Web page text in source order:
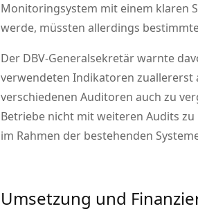
Monitoringsystem mit einem klaren
werde, müssten allerdings
Der DBV-Generalsekretär warnte
verwendeten Indikatoren zuallererst
verschiedenen Auditoren auch zu
Betriebe nicht mit weiteren Audits
im Rahmen der bestehenden
Umsetzung und